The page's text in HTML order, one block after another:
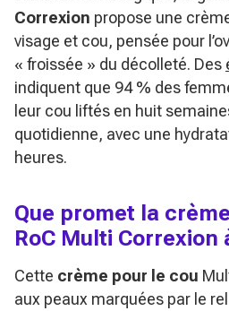
Correxion propose une
visage et cou, pensée pour
« froissée » du décolleté. Des
indiquent que 94 % des
leur cou liftés en huit
quotidienne, avec une
heures.
Que promet la
RoC Multi Correxion
Cette crème pour le cou
aux peaux marquées par le